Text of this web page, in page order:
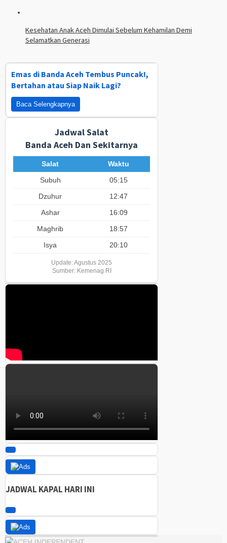
Kesehatan Anak Aceh Dimulai Sebelum Kehamilan Demi
Selamatkan Generasi
Emas di Banda Aceh Tembus Puncak!,
Bertahan atau Siap Naik Lagi?
Baca Selengkapnya
Jadwal Salat
Banda Aceh Dan Sekitarnya
Salat
Waktu
Subuh
05:15
Dzuhur
12:47
Ashar
16:09
Maghrib
18:57
Isya
20:10
Update: Agustus 2025
Sumber: Kemenag RI
JADWAL KAPAL HARI INI